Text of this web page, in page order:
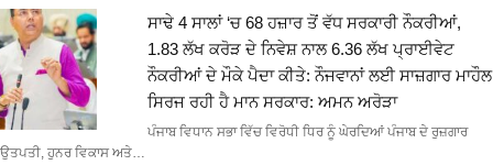
ਸਾਢੇ 4 ਸਾਲਾਂ ‘ਚ 68 ਹਜ਼ਾਰ ਤੋਂ ਵੱਧ ਸਰਕਾਰੀ ਨੌਕਰੀਆਂ,
1.83 ਲੱਖ ਕਰੋੜ ਦੇ ਨਿਵੇਸ਼ ਨਾਲ 6.36 ਲੱਖ ਪ੍ਰਾਈਵੇਟ
ਨੌਕਰੀਆਂ ਦੇ ਮੌਕੇ ਪੈਦਾ ਕੀਤੇ: ਨੌਜਵਾਨਾਂ ਲਈ ਸਾਜ਼ਗਾਰ ਮਾਹੌਲ
ਸਿਰਜ ਰਹੀ ਹੈ ਮਾਨ ਸਰਕਾਰ: ਅਮਨ ਅਰੋੜਾ
ਪੰਜਾਬ ਵਿਧਾਨ ਸਭਾ ਵਿੱਚ ਵਿਰੋਧੀ ਧਿਰ ਨੂੰ ਘੇਰਦਿਆਂ ਪੰਜਾਬ ਦੇ ਰੁਜ਼ਗਾਰ
ਉਤਪਤੀ, ਹੁਨਰ ਵਿਕਾਸ ਅਤੇ…